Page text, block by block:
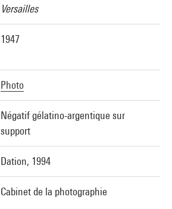
Versailles
1947
Photo
Négatif gélatino-argentique sur
support
Dation, 1994
Cabinet de la photographie